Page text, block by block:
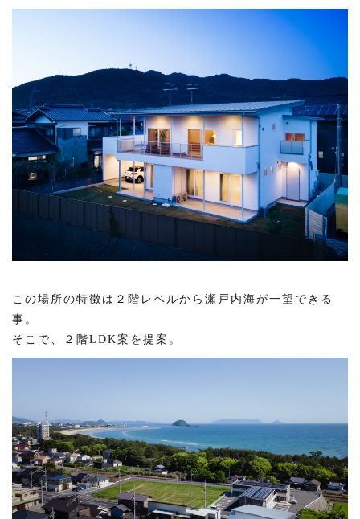
この場所の特徴は２階レベルから瀬戸内海が一望できる
事。
そこで、２階LDK案を提案。